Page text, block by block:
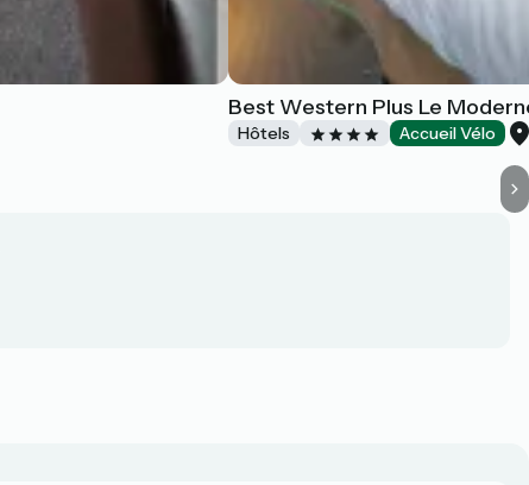
Best Western Plus Le
Hôtels Accueil Vélo